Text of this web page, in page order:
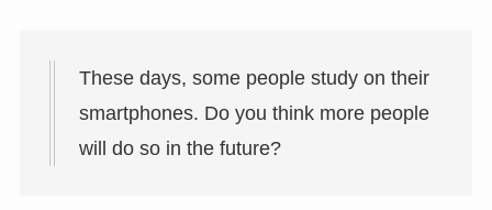
These days, some people study on their
smartphones. Do you think more people
will do so in the future?